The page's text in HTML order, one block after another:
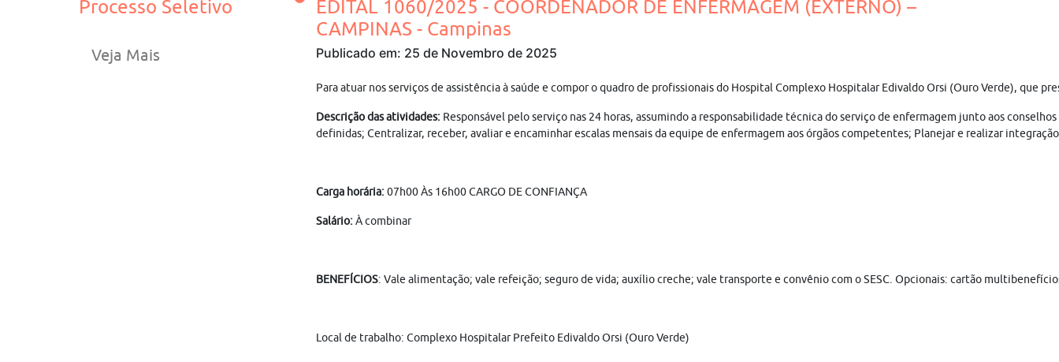
Processo Seletivo
Veja Mais
EDITAL 1060/2025 - COORDENADOR DE ENFERMAGEM (EXTERNO) –
CAMPINAS - Campinas
Publicado em: 25 de Novembro de 2025
Para atuar nos serviços de assistência à saúde e compor o quadro de profissionais do Hospital Complexo Hospitalar Edivaldo Orsi (Ouro Verde), que
Descrição das atividades:Responsável pelo serviço nas 24 horas, assumindo a responsabilidade técnica do serviço de enfermagem junto aos
definidas; Centralizar, receber, avaliar e encaminhar escalas mensais da equipe de enfermagem aos órgãos competentes; Planejar e realizar
Carga horária:07h00 Às 16h00 CARGO DE CONFIANÇA
Salário:À combinar
BENEFÍCIOS: Vale alimentação; vale refeição; seguro de vida; auxílio creche; vale transporte e convênio com o SESC. Opcionais: cartão
Local de trabalho: Complexo Hospitalar Prefeito Edivaldo Orsi (Ouro Verde)